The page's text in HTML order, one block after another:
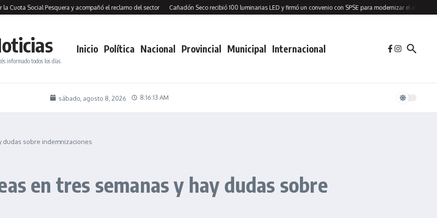
Social Pesquera y acompañó el reclamo del sector Cañadón Seco recibió 100 luminarias LED y firmó un convenio con SPSE para modernizar el alumbrado
informado todos los días.
Inicio Política Nacional Provincial Municipal Internacional
sábado, agosto 8, 2026 8:16:13 AM
dudas sobre indemnizaciones
en tres semanas y hay dudas sobre